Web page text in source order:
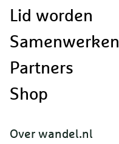
Lid worden
Samenwerken
Partners
Shop
Over wandel.nl